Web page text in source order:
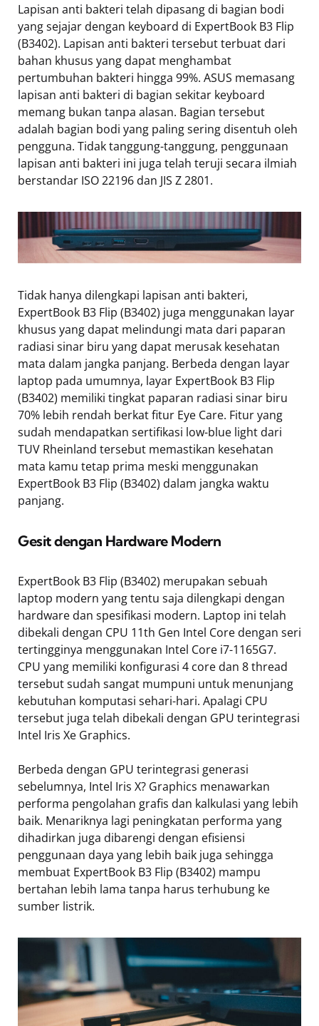
Lapisan anti bakteri telah dipasang di bagian bodi
yang sejajar dengan keyboard di ExpertBook B3 Flip
(B3402). Lapisan anti bakteri tersebut terbuat dari
bahan khusus yang dapat menghambat
pertumbuhan bakteri hingga 99%. ASUS memasang
lapisan anti bakteri di bagian sekitar keyboard
memang bukan tanpa alasan. Bagian tersebut
adalah bagian bodi yang paling sering disentuh oleh
pengguna. Tidak tanggung-tanggung, penggunaan
lapisan anti bakteri ini juga telah teruji secara ilmiah
berstandar ISO 22196 dan JIS Z 2801.
Tidak hanya dilengkapi lapisan anti bakteri,
ExpertBook B3 Flip (B3402) juga menggunakan layar
khusus yang dapat melindungi mata dari paparan
radiasi sinar biru yang dapat merusak kesehatan
mata dalam jangka panjang. Berbeda dengan layar
laptop pada umumnya, layar ExpertBook B3 Flip
(B3402) memiliki tingkat paparan radiasi sinar biru
70% lebih rendah berkat fitur Eye Care. Fitur yang
sudah mendapatkan sertifikasi low-blue light dari
TUV Rheinland tersebut memastikan kesehatan
mata kamu tetap prima meski menggunakan
ExpertBook B3 Flip (B3402) dalam jangka waktu
panjang.
Gesit dengan Hardware Modern
ExpertBook B3 Flip (B3402) merupakan sebuah
laptop modern yang tentu saja dilengkapi dengan
hardware dan spesifikasi modern. Laptop ini telah
dibekali dengan CPU 11th Gen Intel Core dengan seri
tertingginya menggunakan Intel Core i7-1165G7.
CPU yang memiliki konfigurasi 4 core dan 8 thread
tersebut sudah sangat mumpuni untuk menunjang
kebutuhan komputasi sehari-hari. Apalagi CPU
tersebut juga telah dibekali dengan GPU terintegrasi
Intel Iris Xe Graphics.
Berbeda dengan GPU terintegrasi generasi
sebelumnya, Intel Iris X? Graphics menawarkan
performa pengolahan grafis dan kalkulasi yang lebih
baik. Menariknya lagi peningkatan performa yang
dihadirkan juga dibarengi dengan efisiensi
penggunaan daya yang lebih baik juga sehingga
membuat ExpertBook B3 Flip (B3402) mampu
bertahan lebih lama tanpa harus terhubung ke
sumber listrik.